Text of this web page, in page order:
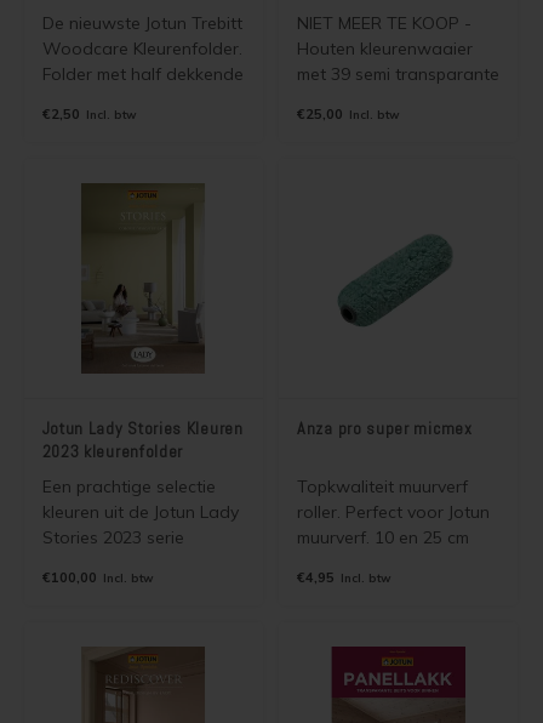
De nieuwste Jotun Trebitt
Woodcare Kleurenfolder.
Folder met half dekkende
Jotun Trebitt Woodcare.
€2,50 Incl. btw
NIET MEER TE KOOP -
Houten kleurenwaaier
met 39 semi transparante
Trebitt Oljebeis. Wordt
€25,00 Incl. btw
Jotun Lady Stories Kleuren
2023 kleurenfolder
Een prachtige selectie
kleuren uit de Jotun Lady
Stories 2023 serie
kleurenfolder. De kleuren
buitenverven van Jotun.
€100,00 Incl. btw
Anza pro super micmex
Topkwaliteit muurverf
roller. Perfect voor Jotun
muurverf. 10 en 25 cm
€4,95 Incl. btw